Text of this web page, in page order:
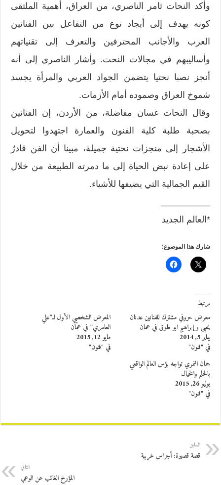
وأكد النحات ثامر الناصري، من العراق، أهمية الملتقى
كونه يهدف إلى أيجاد نوع من التفاعل بين الفنانين
العرب والأجانب المحترفين والتعرف إلى تقنياتهم
وأساليبهم في مجالات النحت. وأشار الناصري إلى أنه
أنجز نصبا نحتيا يتضمن الجواد العربي والمرأة يجسد
شموخ العراق وصموده أمام الأزمات.
وقال النحات غسان مفاضلة، من الأردن، إن الفنانين
بصحبة طلبة كلية الفنون والعمارة اجتهدوا لتحويل
الأشجار إلى منجزات نحتية جميلة، مبينا أن الفن قادرٌ
على إعادة نبض الحياة إلى ما دمرته الطبيعة من خلال
القيم الجمالية التي يضيفها للأشياء.
*العالم الجديد
شارك هذا الموضوع:
مرتبط
معرض حروفي مشترك للفنانين عدنان
يحيى و إبراهيم ابو طوق في عمان
يناير 5, 2014
في "فنون"
المعرض الشخصي الأول لـ”علي
العامري” في عمّان
مايو 12, 2015
في "فنون"
جمان النمري تواجه بؤس العالم الواقعي
بالحلم والخيال
يوليو 26, 2015
في "فنون"
السابق
قصة قصيرة: أجراس غريبة
التالي
المؤرخ الغائب عن الوعي